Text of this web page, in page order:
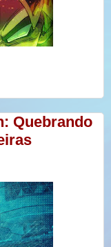
Quebrando